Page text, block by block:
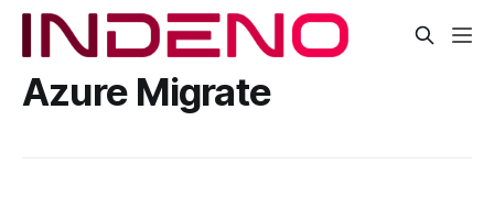
Azure Migrate